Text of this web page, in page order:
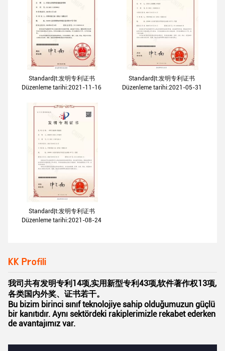
Standard|t:发明专利证书
Düzenleme tarihi:2021-11-16
Standard|t:发明专利证书
Düzenleme tarihi:2021-05-31
Standard|t:发明专利证书
Düzenleme tarihi:2021-08-24
KK Profili
我司共有发明专利14项,实用新型专利43项,软件著作权13项,
各类国内外奖、证书若干。
Bu bizim birinci sınıf teknolojiye sahip olduğumuzun güçlü
bir kanıtıdır. Aynı sektördeki rakiplerimizle rekabet ederken
de avantajımız var.